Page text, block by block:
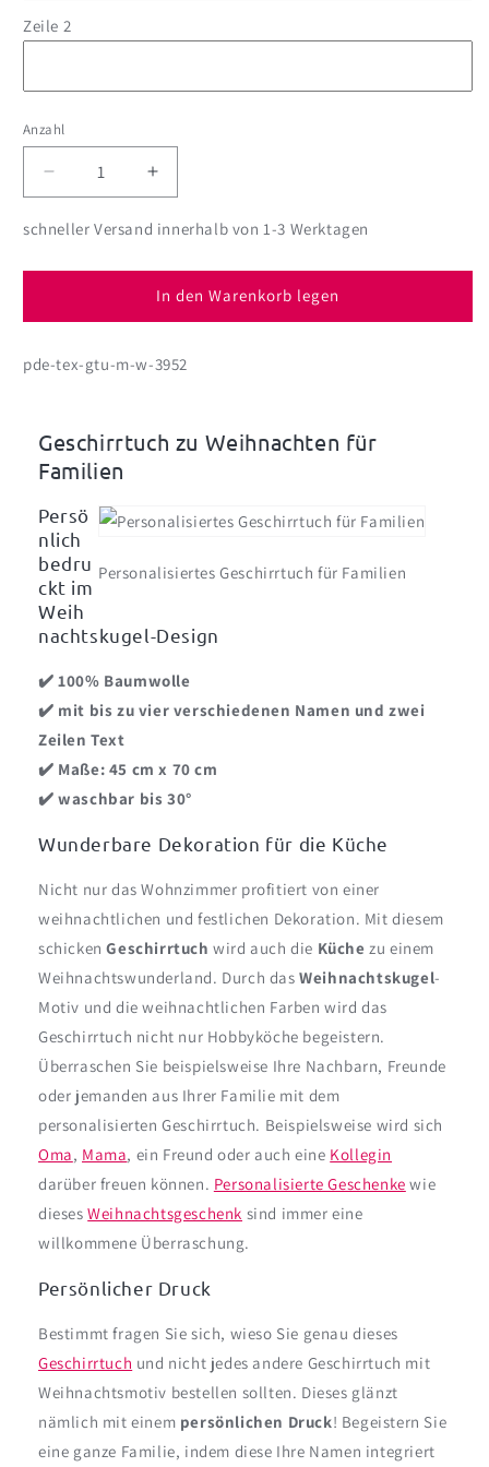
Zeile 2
Anzahl
Anzahl
Verringere
die
Menge
Weihnachts-
Geschirrtuch
mit
zu
und
Wunschtext
bedruckt
Erhöhe
die
Menge
Weihnachts-
Geschirrtuch
mit
zu
und
Wunschtext
schneller Versand innerhalb von 1-3 Werktagen
In den Warenkorb legen
pde-tex-gtu-m-w-3952
Geschirrtuch zu Weihnachten für
Familien
Personalisiertes Geschirrtuch für Familien
Persö
nlich
bedru
ckt im
Weih
nachtskugel-Design
✔️ 100% Baumwolle
✔️ mit bis zu vier verschiedenen Namen und zwei
Zeilen Text
✔️ Maße: 45 cm x 70 cm
✔️ waschbar bis 30°
Wunderbare Dekoration für die Küche
Nicht nur das Wohnzimmer profitiert von einer
weihnachtlichen und festlichen Dekoration. Mit diesem
schickenGeschirrtuch wird auch die Küche zu einem
Weihnachtswunderland. Durch dasWeihnachtskugel-
Motiv und die weihnachtlichen Farben wird das
Geschirrtuch nicht nur Hobbyköche begeistern.
Überraschen Sie beispielsweise Ihre Nachbarn, Freunde
oder jemanden aus Ihrer Familie mit dem
personalisierten Geschirrtuch. Beispielsweise wird sich
Oma, Mama, ein Freund oder auch eine Kollegin
darüber freuen können. Personalisierte Geschenke wie
diesesWeihnachtsgeschenk sind immer eine
willkommene Überraschung.
Persönlicher Druck
Bestimmt fragen Sie sich, wieso Sie genau dieses
Geschirrtuch und nicht jedes andere Geschirrtuch mit
Weihnachtsmotiv bestellen sollten. Dieses glänzt
nämlich mit einem persönlichen Druck! Begeistern Sie
eine ganze Familie, indem diese Ihre Namen integriert